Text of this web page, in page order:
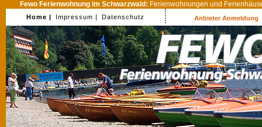
Fewo Ferienwohnung im Schwarzwald: Ferienwohnungen und
Home | Impressum | Datenschutz Anbieter Anmeldung